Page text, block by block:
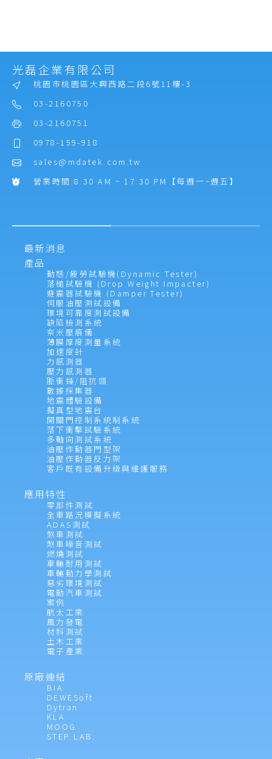
光磊企業有限公司
桃園市桃園區大興西路二段6號11樓-3
03-2160750
03-2160751
0978-159-918
sales@mdatek.com.tw
營業時間:8:30 AM ~ 17:30 PM【每週一~週五】
最新消息
產品
動態/疲勞試驗機(Dynamic Tester)
落槌試驗機 (Drop Weight Impacter)
避震器試驗機 (Damper Tester)
伺服油壓測試設備
環境可靠度測試設備
缺陷檢測系統
奈米壓痕儀
薄膜厚度測量系統
加速度計
力感測器
壓力感測器
脈衝錘/阻抗頭
數據採集器
地震體驗設備
擬真型地震台
開關門控制系統制系統
落下衝擊試驗系統
多軸向測試系統
油壓作動器門型架
油壓作動器反力架
客戶既有設備升級與維護服務
應用特性
零部件測試
全車路況模擬系統
ADAS測試
煞車測試
煞車噪音測試
燃燒測試
車輛耐用測試
車輛動力學測試
惡劣環境測試
電動汽車測試
案例
航太工業
風力發電
材料測試
土木工業
電子產業
原廠連結
BIA
DEWESoft
Dytran
KLA
MOOG
STEP LAB.